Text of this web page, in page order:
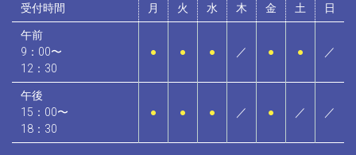
受付時間 月 火 水 木 金 土 日
午前
9：00〜
12：30
● ● ● ／ ● ● ／
午後
15：00〜
18：30
● ● ● ／ ● ／ ／